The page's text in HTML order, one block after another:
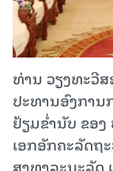
ທ່ານ ວຽງທະວີ
ປະທານອົງການ
ຢ້ຽມຂໍ່ານັບ ຂອງ
ເອກອັກຄະລັດຖ
ສາທາລະນະລັດ